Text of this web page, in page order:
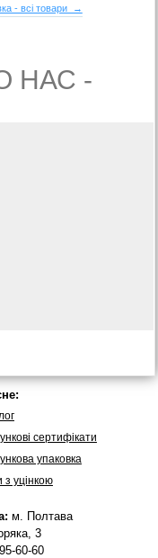
- всі товари →
НАС -
сертифікати
упаковка
з уцінкою
м. Полтава
3
60-60